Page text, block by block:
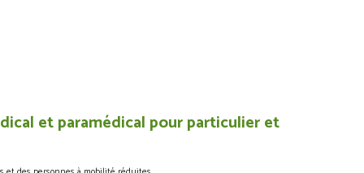
et paramédical pour particulier et